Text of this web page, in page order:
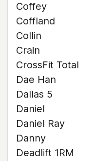
Coffey
Coffland
Collin
Crain
CrossFit Total
Dae Han
Dallas 5
Daniel
Daniel Ray
Danny
Deadlift 1RM